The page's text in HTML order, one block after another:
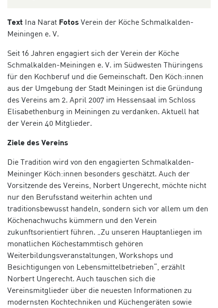
Text Ina Narat Fotos Verein der Köche Schmalkalden-
Meiningen e. V.
Seit 16 Jahren engagiert sich der Verein der Köche
Schmalkalden-Meiningen e. V. im Südwesten Thüringens
für den Kochberuf und die Gemeinschaft. Den Köch:innen
aus der Umgebung der Stadt Meiningen ist die Gründung
des Vereins am 2. April 2007 im Hessensaal im Schloss
Elisabethenburg in Meiningen zu verdanken. Aktuell hat
der Verein 40 Mitglieder.
Ziele des Vereins
Die Tradition wird von den engagierten Schmalkalden-
Meininger Köch:innen besonders geschätzt. Auch der
Vorsitzende des Vereins, Norbert Ungerecht, möchte nicht
nur den Berufsstand weiterhin achten und
traditionsbewusst handeln, sondern sich vor allem um den
Köchenachwuchs kümmern und den Verein
zukunftsorientiert führen. „Zu unseren Hauptanliegen im
monatlichen Köchestammtisch gehören
Weiterbildungsveranstaltungen, Workshops und
Besichtigungen von Lebensmittelbetrieben“, erzählt
Norbert Ungerecht. Auch tauschen sich die
Vereinsmitglieder über die neuesten Informationen zu
modernsten Kochtechniken und Küchengeräten sowie